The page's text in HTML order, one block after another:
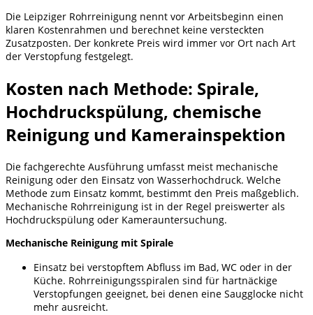
Die Leipziger Rohrreinigung nennt vor Arbeitsbeginn einen
klaren Kostenrahmen und berechnet keine versteckten
Zusatzposten. Der konkrete Preis wird immer vor Ort nach Art
der Verstopfung festgelegt.
Kosten nach Methode: Spirale,
Hochdruckspülung, chemische
Reinigung und Kamerainspektion
Die fachgerechte Ausführung umfasst meist mechanische
Reinigung oder den Einsatz von Wasserhochdruck. Welche
Methode zum Einsatz kommt, bestimmt den Preis maßgeblich.
Mechanische Rohrreinigung ist in der Regel preiswerter als
Hochdruckspülung oder Kamerauntersuchung.
Mechanische Reinigung mit Spirale
Einsatz bei verstopftem Abfluss im Bad, WC oder in der
Küche. Rohrreinigungsspiralen sind für hartnäckige
Verstopfungen geeignet, bei denen eine Saugglocke nicht
mehr ausreicht.